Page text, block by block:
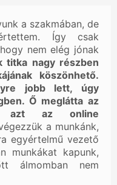
a szakmában, de
Így csak
nem elég jónak
titka nagy részben
köszönhető.
jobb lett, úgy
Ő meglátta az
azt az online
a munkánk,
egyértelmű vezető
munkákat kapunk,
álmomban nem